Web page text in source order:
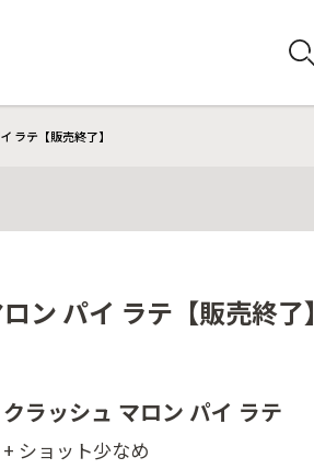
ラテ【販売終了】
ン パイ ラテ【販売終了】
クラッシュ マロン パイ ラテ
+ ショット少なめ